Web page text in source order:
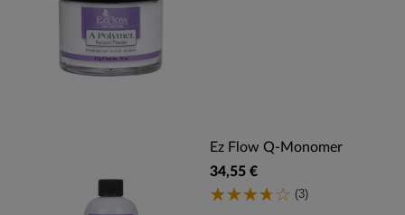
Ez Flow Q-Monomer
34,55 €
(3)